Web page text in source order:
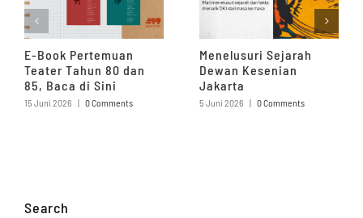
E-Book Pertemuan
Teater Tahun 80 dan
85, Baca di Sini
15 Juni 2026 | 0 Comments
Menelusuri Sejarah
Dewan Kesenian
Jakarta
5 Juni 2026 | 0 Comments
Search